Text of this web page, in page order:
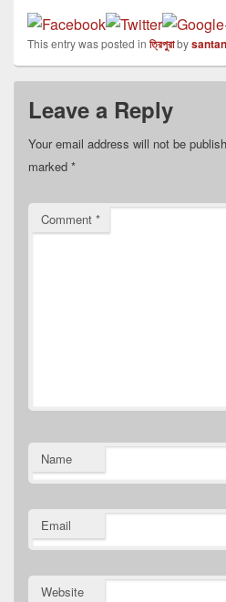
This entry was posted in ত্রিপুরাby
Leave a Reply
Your email address will not be
marked *
Comment *
Name
Email
Website